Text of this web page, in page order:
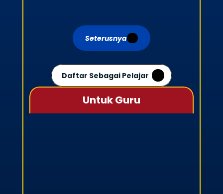
Seterusnya
Daftar Sebagai Pelajar
Untuk Guru